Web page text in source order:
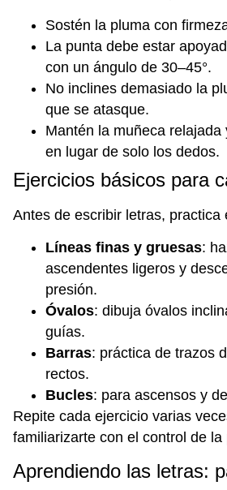
Sostén la pluma con
La punta debe estar
con un ángulo de 30–45°.
No inclines demasiado la
que se atasque.
Mantén la muñeca relajada
en lugar de solo los dedos.
Ejercicios básicos para
Antes de escribir letras, practica
Líneas finas y gruesas:
ascendentes ligeros y
presión.
Óvalos: dibuja óvalos
guías.
Barras: práctica de trazos
rectos.
Bucles: para ascensos y
Repite cada ejercicio varias
familiarizarte con el control de la
Aprendiendo las letras: